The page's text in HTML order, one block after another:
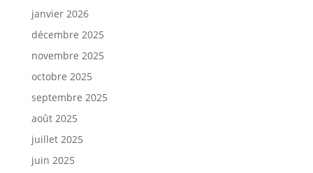
janvier 2026
décembre 2025
novembre 2025
octobre 2025
septembre 2025
août 2025
juillet 2025
juin 2025